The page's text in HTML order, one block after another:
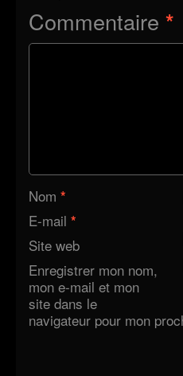
Commentaire *
Nom *
E-mail *
Site web
Enregistrer mon nom,
mon e-mail et mon
site dans le
navigateur pour mon